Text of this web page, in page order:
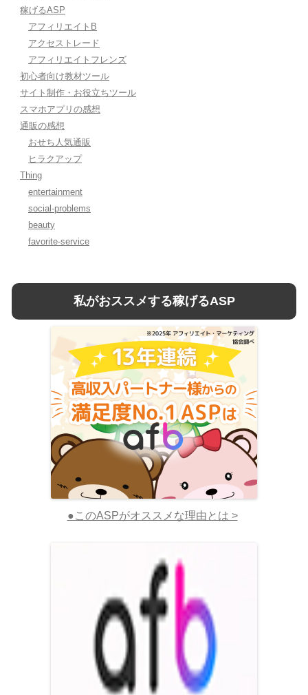
稼げるASP
アフィリエイトB
アクセストレード
アフィリエイトフレンズ
初心者向け教材ツール
サイト制作・お役立ちツール
スマホアプリの感想
通販の感想
おせち人気通販
ヒラクアップ
Thing
entertainment
social-problems
beauty
favorite-service
私がおススメする稼げるASP
●このASPがオススメな理由とは >